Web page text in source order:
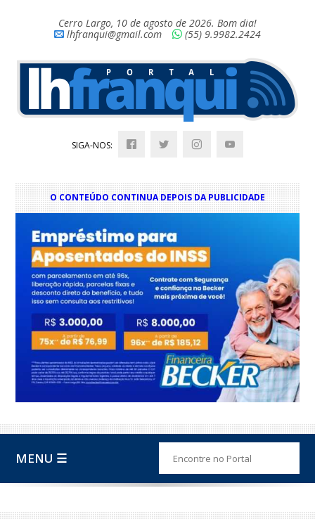
Cerro Largo, 10 de agosto de 2026. Bom dia!
lhfranqui@gmail.com
(55) 9.9982.2424
SIGA-NOS:
O CONTEÚDO CONTINUA DEPOIS DA PUBLICIDADE
MENU ☰